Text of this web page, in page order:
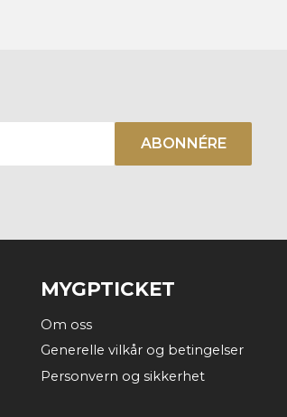
ABONNÉRE
MYGPTICKET
Om oss
Generelle vilkår og betingelser
Personvern og sikkerhet